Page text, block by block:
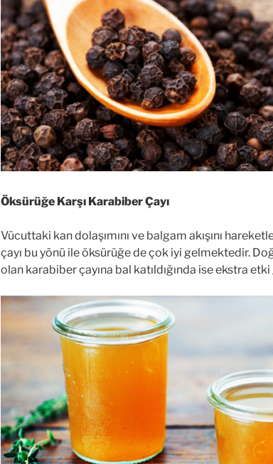
Öksürüğe Karşı Karabiber Çayı
Vücuttaki kan dolaşımını ve balgam akışını
çayı bu yönü ile öksürüğe de çok iyi gelmektedir.
olan karabiber çayına bal katıldığında ise ekstra